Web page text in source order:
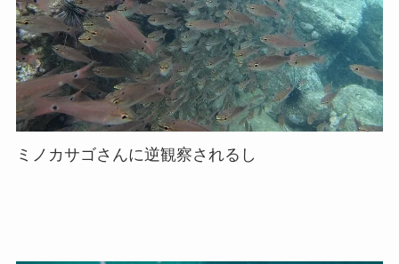
ミノカサゴさんに逆観察されるし